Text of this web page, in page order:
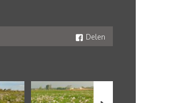
Delen